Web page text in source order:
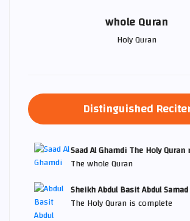
whole Quran
Holy Quran
Distinguished Reciter
Saad Al Ghamdi The Holy Quran
The whole Quran
Sheikh Abdul Basit Abdul Samad
The Holy Quran is complete